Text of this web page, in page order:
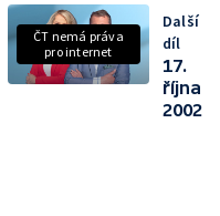
ČT nemá práva
pro internet
Další
díl
17.
října
2002